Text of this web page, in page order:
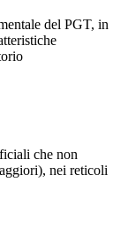
del PGT, in
che non
nei reticoli